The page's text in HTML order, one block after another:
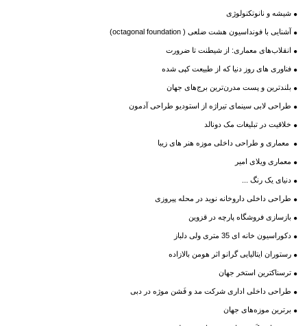
شیشه و نانوتکنولوژی
آشنایی با فونداسیون هشت ضلعی ( octagonal foundation)
انقلاب‌های معماری: از شیطنت تا ضرورت
فناوری های روز دنیا که از طبیعت کپی شده
بلندترین و پست مدرن‌ترین برج‌های جهان
طراحی لابی سینمای تیراژه از استودیو طراحی آدمون
خلاقیت در تبلیغات مک دونالد
معماری و طراحی داخلی موزه هنر های زیبا
معماری ویلای امیر
دنیای یک رنگ ...
طراحی داخلی داروخانه نوید در محله پیروزی
بازسازی فروشگاه پارچه در قزوین
دکوراسیون خانه ای 35 متری ولی دلباز
رستوران ایتالیایی گرانو اثر هومن بالازاده
ترسناكترين استخر جهان
طراحی داخلی اداری شرکت مد و فَشن موژه در دبی
برترین موزه‌های جهان